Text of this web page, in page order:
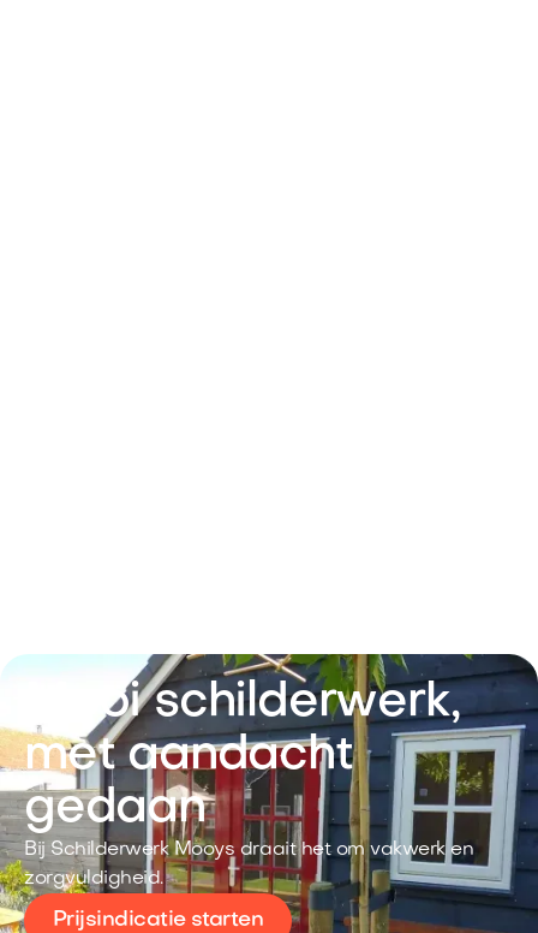
Mooi schilderwerk,
met aandacht
gedaan
Bij Schilderwerk Mooys draait het om vakwerk en
zorgvuldigheid.
Prijsindicatie starten